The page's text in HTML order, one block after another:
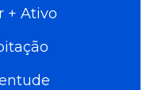
+ Ativo